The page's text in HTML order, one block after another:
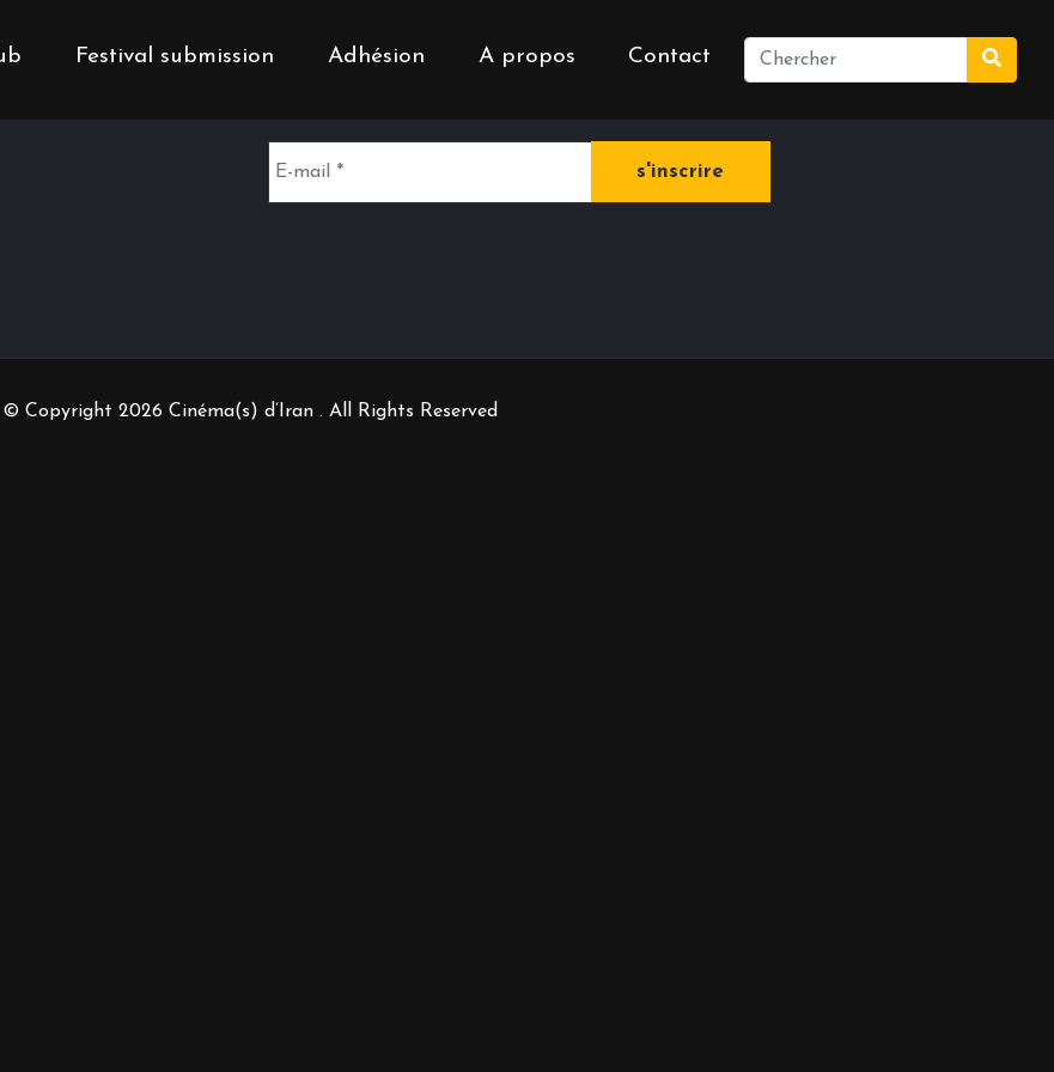
Festival submission Adhésion A propos Contact
Inscrivez-vous à notre newsletter
© Copyright 2026 Cinéma(s) d’Iran . All Rights Reserved